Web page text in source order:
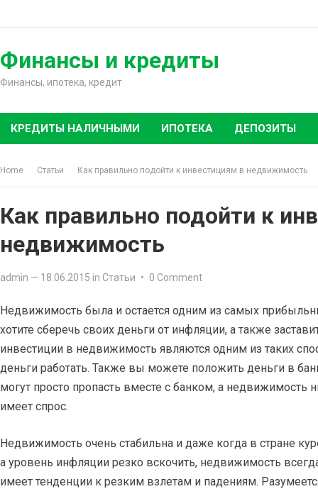
Финансы и кредиты
Финансы, ипотека, кредит
КРЕДИТЫ НАЛИЧНЫМИ ИПОТЕКА ДЕПОЗИТЫ
Home Статьи Как правильно подойти к инвестициям в недвижимость
Как правильно подойти к
недвижимость
admin — 18.06.2015 in Статьи • 0 Comment
Недвижимость была и остается одним из самых
хотите сберечь своих деньги от инфляции, а также
инвестиции в недвижимость являются одним из таких
деньги работать. Также вы можете положить деньги в
могут просто пропасть вместе с банком, а недвижимость
имеет спрос.
Недвижимость очень стабильна и даже когда в стране
а уровень инфляции резко вскочить, недвижимость
имеет тенденции к резким взлетам и падениям.